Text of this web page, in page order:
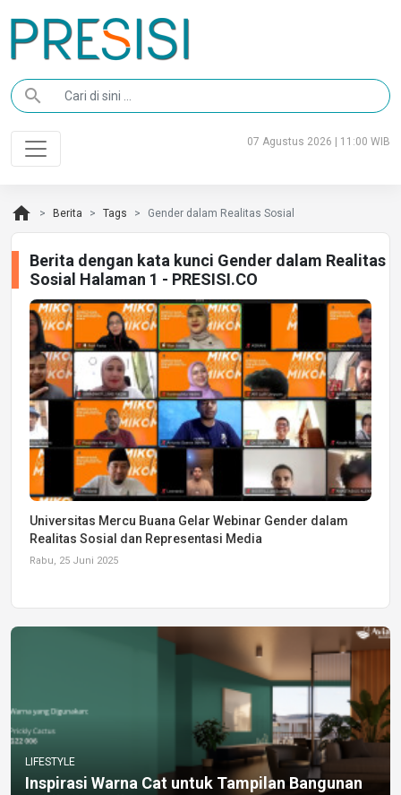
search
07 Agustus 2026 | 11:00 WIB
home Berita Tags Gender dalam Realitas Sosial
Berita dengan kata kunci Gender dalam Realitas
Sosial Halaman 1 - PRESISI.CO
Universitas Mercu Buana Gelar Webinar Gender dalam
Realitas Sosial dan Representasi Media
Rabu, 25 Juni 2025
LIFESTYLE
Inspirasi Warna Cat untuk Tampilan Bangunan